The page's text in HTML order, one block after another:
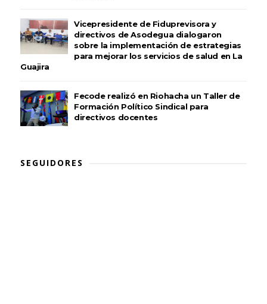
Vicepresidente de Fiduprevisora y
directivos de Asodegua dialogaron
sobre la implementación de estrategias
para mejorar los servicios de salud en La
Guajira
Fecode realizó en Riohacha un Taller de
Formación Político Sindical para
directivos docentes
SEGUIDORES